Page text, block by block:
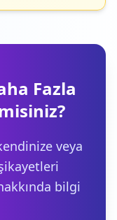
Fazla
veya
bilgi